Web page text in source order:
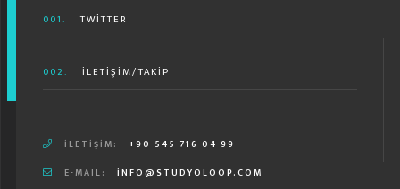
001. TWITTER
002. İLETIŞIM/TAKIP
İLETIŞIM:
+90 545 716 04 99
E-MAIL:
INFO@STUDYOLOOP.COM